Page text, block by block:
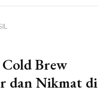
Brew
dan Nikmat di